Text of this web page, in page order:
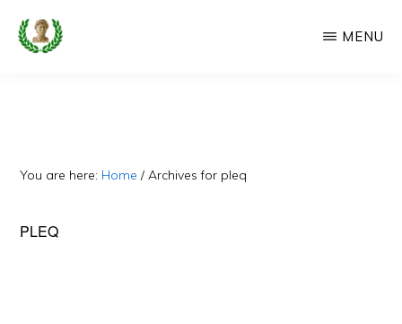
Skip
Faqe
Dedikuar
MENU
You are here: Home / Archives for pleq
PLEQ